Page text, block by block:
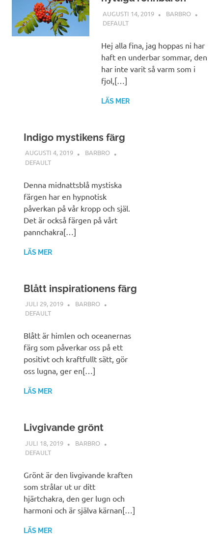
AUGUSTI 14, 2019
BARBRO
DEFAULT
Hej alla fina, jag hoppas ni har
haft en underbar sommar, den
har inte varit så varm som i
fjol,[…]
LÄS MER
Indigo mystikens färg
AUGUSTI 4, 2019
BARBRO
DEFAULT
Denna midnattsblå mystiska
färgen har en hypnotisk
påverkan på vår kropp och själ.
Det är också färgen på vårt
pannchakra[…]
LÄS MER
Blått inspirationens färg
JULI 29, 2019
BARBRO
DEFAULT
Blått är himlen och oceanernas
färg som påverkar oss på ett
positivt och kraftfullt sätt, gör
oss lugna, ger en[…]
LÄS MER
Livgivande grönt
JULI 18, 2019
BARBRO
DEFAULT
Grönt är den livgivande kraften
som strålar ut ur ditt
hjärtchakra, den ger lugn och
harmoni och är själva kärnan[…]
LÄS MER